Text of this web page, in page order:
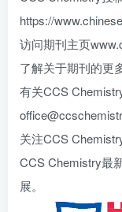
https://
访问期刊主页
了解关于期刊的更
有关CCS
关注CCS
CCS Chemistry最
展。